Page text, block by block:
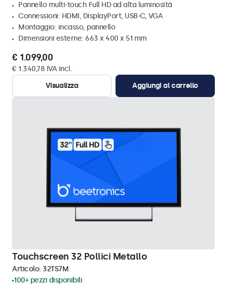
Pannello multi-touch Full HD ad alta luminosità
Connessioni: HDMI, DisplayPort, USB-C, VGA
Montaggio: incasso, pannello
Dimensioni esterne: 663 x 400 x 51 mm
€ 1.099,00
€ 1.340,78 IVA incl.
Visualizza
Aggiungi al carrello
Touchscreen 32 Pollici Metallo
Articolo: 32TS7M
100+ pezzi disponibili